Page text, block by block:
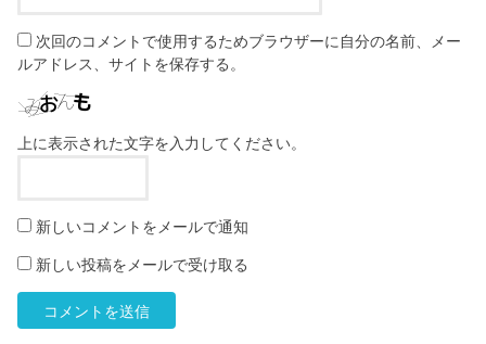
次回のコメントで使用するためブラウザーに自分の名前、メー
ルアドレス、サイトを保存する。
上に表示された文字を入力してください。
新しいコメントをメールで通知
新しい投稿をメールで受け取る